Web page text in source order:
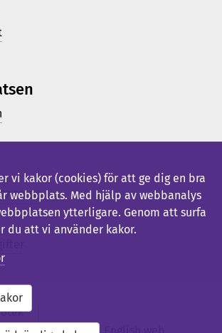
80 00
vi kakor (cookies) för att ge dig en bra
webbplats. Med hjälp av webbanalys
ytterligare. Genom att surfa
du att vi använder kakor.